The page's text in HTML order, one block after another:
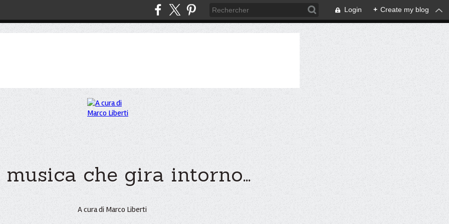
Login + Create my blog
che gira intorno...
A cura di Marco Liberti